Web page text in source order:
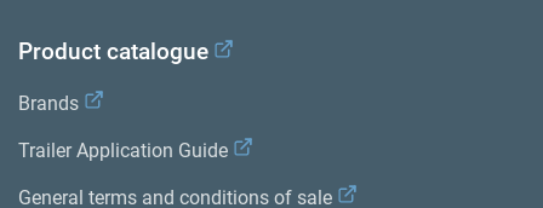
Product catalogue
Brands
Trailer Application Guide
General terms and conditions of sale